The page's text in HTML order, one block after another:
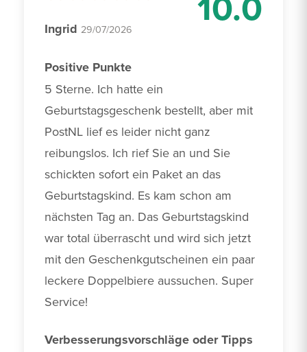
Ingrid 29/07/2026
Positive Punkte
5 Sterne. Ich hatte ein
Geburtstagsgeschenk bestellt, aber mit
PostNL lief es leider nicht ganz
reibungslos. Ich rief Sie an und Sie
schickten sofort ein Paket an das
Geburtstagskind. Es kam schon am
nächsten Tag an. Das Geburtstagskind
war total überrascht und wird sich jetzt
mit den Geschenkgutscheinen ein paar
leckere Doppelbiere aussuchen. Super
Service!
Verbesserungsvorschläge oder Tipps